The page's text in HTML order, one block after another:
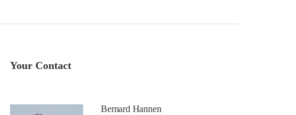
Your Contact
Bernard Hannen